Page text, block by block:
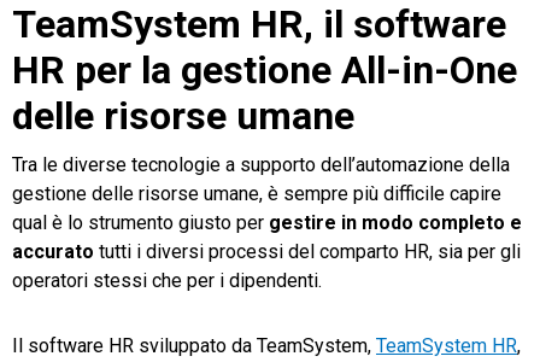
TeamSystem HR, il software
HR per la gestione All-in-One
delle risorse umane
Tra le diverse tecnologie a supporto dell’automazione della
gestione delle risorse umane, è sempre più difficile capire
qual è lo strumento giusto per gestire in modo completo e
accurato tutti i diversi processi del comparto HR, sia per gli
operatori stessi che per i dipendenti.
Il software HR sviluppato da TeamSystem, TeamSystem HR,